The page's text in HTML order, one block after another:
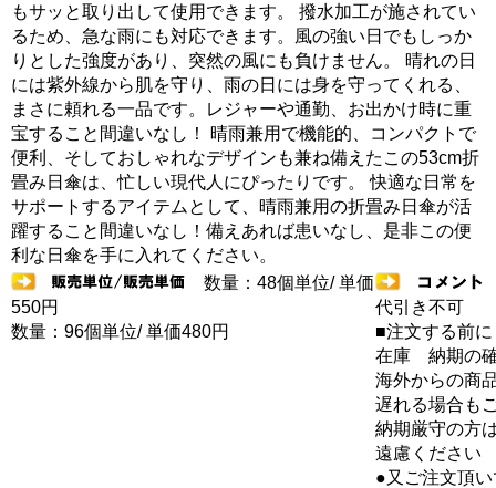
もサッと取り出して使用できます。 撥水加工が施されてい
るため、急な雨にも対応できます。風の強い日でもしっか
りとした強度があり、突然の風にも負けません。 晴れの日
には紫外線から肌を守り、雨の日には身を守ってくれる、
まさに頼れる一品です。レジャーや通勤、お出かけ時に重
宝すること間違いなし！ 晴雨兼用で機能的、コンパクトで
便利、そしておしゃれなデザインも兼ね備えたこの53cm折
畳み日傘は、忙しい現代人にぴったりです。 快適な日常を
サポートするアイテムとして、晴雨兼用の折畳み日傘が活
躍すること間違いなし！備えあれば患いなし、是非この便
利な日傘を手に入れてください。
数量：48個単位/ 単価
550円
数量：96個単位/ 単価480円
代引き不可
■注文する前に
在庫 納期の
海外からの商
遅れる場合も
納期厳守の方
遠慮ください
●又ご注文頂